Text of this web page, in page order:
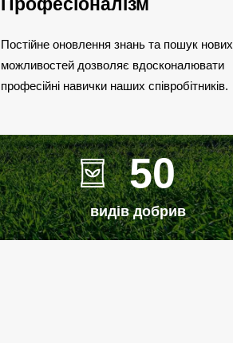
Професіоналізм
Постійне оновлення знань та пошук нових
можливостей дозволяє вдосконалювати
професійні навички наших співробітників.
50
видів добрив